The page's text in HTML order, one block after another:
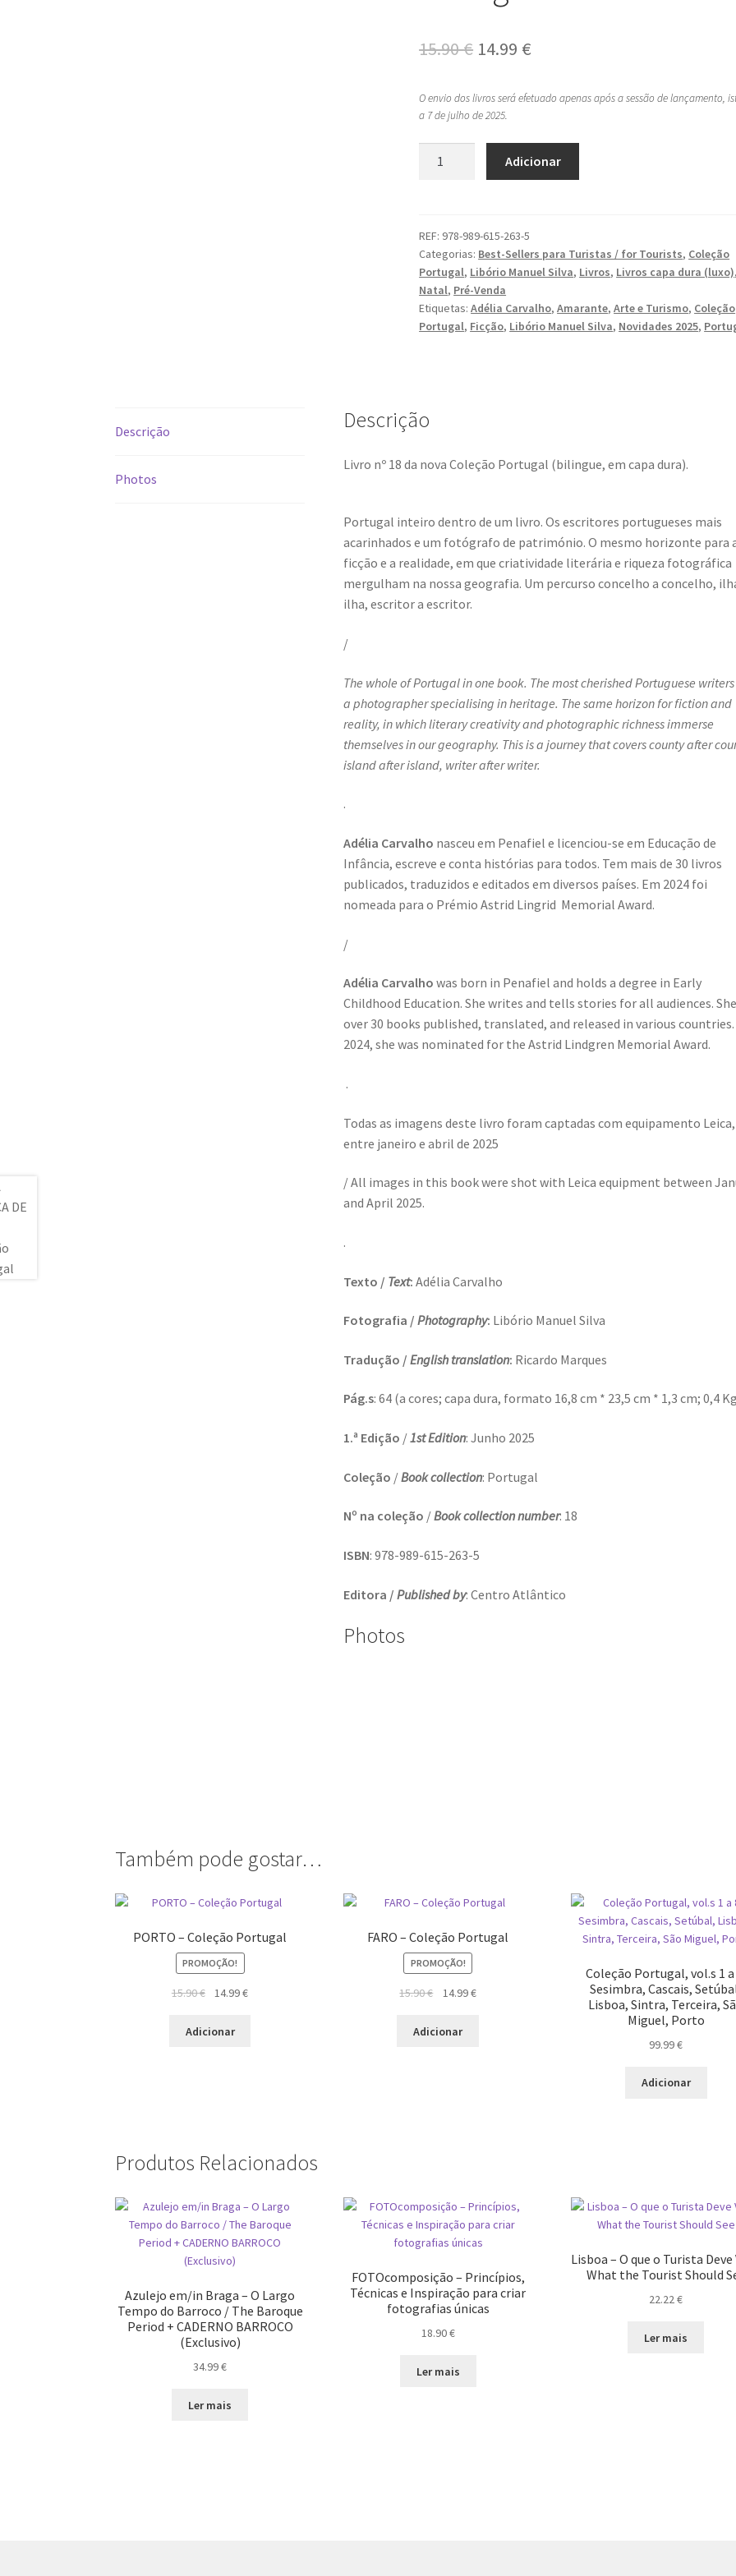
15.90€ O
original
15.90 €.
14.99 €
atual
14.99 €.
O envio dos livros será efetuado apenas após a sessão de lançamento,
a 7 de julho de 2025.
Coleção
Portugal
Adicionar
REF: 978-989-615-263-5
Categorias: Best-Sellers para Turistas / for Tourists, Coleção
Portugal, Libório Manuel Silva, Livros, Livros capa dura (luxo),
Natal, Pré-Venda
Etiquetas:Adélia Carvalho,Amarante,Arte e Turismo, Coleção
Portugal, Ficção, Libório Manuel Silva, Novidades 2025,
Descrição
Photos
Descrição
Livro nº 18 da nova Coleção Portugal (bilingue, em capa dura).
Portugal inteiro dentro de um livro. Os escritores portugueses mais
acarinhados e um fotógrafo de património. O mesmo horizonte para
ficção e a realidade, em que criatividade literária e riqueza fotográfica
mergulham na nossa geografia. Um percurso concelho a concelho,
ilha, escritor a escritor.
/
The whole of Portugal in one book. The most cherished Portuguese
a photographer specialising in heritage. The same horizon for fiction and
reality, in which literary creativity and photographic richness immerse
themselves in our geography. This is a journey that covers county after
island after island, writer after writer.
.
Adélia Carvalho nasceu em Penafiel e licenciou-se em Educação de
Infância, escreve e conta histórias para todos. Tem mais de 30 livros
publicados, traduzidos e editados em diversos países. Em 2024 foi
nomeada para o Prémio Astrid Lingrid Memorial Award.
/
Adélia Carvalho was born in Penafiel and holds a degree in Early
Childhood Education. She writes and tells stories for all audiences.
over 30 books published, translated, and released in various
2024, she was nominated for the Astrid Lindgren Memorial Award.
.
Todas as imagens deste livro foram captadas com equipamento Leica,
entre janeiro e abril de 2025
/ All images in this book were shot with Leica equipment between
and April 2025.
.
Texto / Text: Adélia Carvalho
Fotografia / Photography: Libório Manuel Silva
Tradução / English translation: Ricardo Marques
Pág.s: 64 (a cores; capa dura, formato 16,8 cm * 23,5 cm * 1,3 cm; 0,4
1.ª Edição /1st Edition: Junho 2025
Coleção /Book collection: Portugal
Nº na coleção /Book collection number: 18
ISBN: 978-989-615-263-5
Editora / Published by: Centro Atlântico
Photos
Também pode gostar…
PORTO – Coleção Portugal
PROMOÇÃO!
15.90€
original
14.99€O
Adicionar
FARO – Coleção Portugal
PROMOÇÃO!
15.90€
original
14.99€O
Adicionar
Coleção Portugal, vol.s 1 a
Sesimbra, Cascais,
Lisboa, Sintra, Terceira,
Miguel, Porto
99.99€
Adicionar
Produtos Relacionados
Azulejo em/in Braga – O Largo
Tempo do Barroco / The Baroque
Period + CADERNO BARROCO
(Exclusivo)
34.99€
Ler mais
FOTOcomposição – Princípios,
Técnicas e Inspiração para criar
fotografias únicas
18.90€
Ler mais
Lisboa – O que o Turista Deve
What the Tourist Should
22.22€
Ler mais